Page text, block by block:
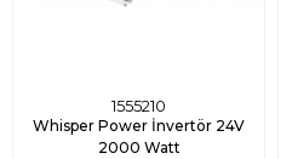
1555210
Whisper Power İnvertör 24V
2000 Watt